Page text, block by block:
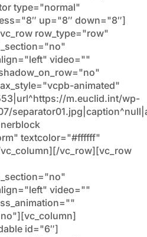
type="normal"
up="8″ down="8″]
row_type="row"
video=""
animated"
m.euclid.int/wp-
textcolor="#ffffff"
vc_row][vc_row
video=""
id="6″]